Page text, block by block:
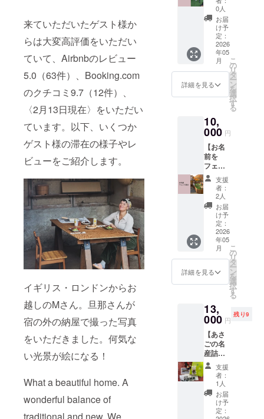
来ていただいたゲスト様か
らは大変高評価をいただい
ていて、Airbnbのレビュー
5.0（63件）、Booking.com
のクチコミ9.7（12件）、
〈2月13日現在〉をいただい
ています。以下、いくつか
ゲスト様の滞在の様子やレ
ビューをご紹介します。
イギリス・ロンドンからお
越しのMさん。旦那さんが
宿の外の納屋で撮った写真
をいただきました。何気な
い光景が絵になる！
What a beautiful home. A
wonderful balance of
竹田
城ポス
トカー
ド、竹
田城ク
リア
ファイ
ル
ンのた
めに特
別に組
み合わ
せた
セット
をお届
けしま
す。 ＜
朝来み
どり＞
内容
量 ：
60g（5
g×12
存方
法：高
移り香
にご注
意くだ
さ
い。
消費期
限：お
届け後
約2か
月 原
料 ：
んと楽
しむこ
とがで
きる素
敵な
ドッグ
ラン設
置に大
切に活
す。
〈ご提
法〉 ・
感謝の
気持ち
を込め
て、手
書きで
書いた
お手紙
を送ら
せてい
ただき
ます。
・備考
欄に住
をご記
載くだ
さい。
「Eメー
ルで
送って
ほし
い。」
という
方は、
その旨
を備考
泊施設
併設の
この
ドッグ
ラン
を、宿
泊なし
でご利
用いた
だける
ご利用
時間中
は、室
内土間
のリビ
ングス
ペース
のみ滞
在に
使って
いただ
けま
す。無
料の駐
車ス
ペース
もある
す。 ※
宿泊者
時間帯
は利用
できま
せん。
ご了承
くださ
い。 ※
宿泊者
がいな
0人
お届
け予
定：
2026
年05
月
詳細を見る
こ
の
リ
タ
ー
ン
を
選
択
す
る
10,
000 円
【お名
前を
フェン
スに掲
示】 ご
支援し
ていた
だいた
方の名
前や、
わん
ちゃん
の名前
を、
ドッグ
スに刻
印しま
す。掲
示期間
は、宿
泊施設
が続く
限り半
永久的
です。
※刻印し
たい方
支援
者：
2人
お届
け予
定：
2026
年05
月
詳細を見る
こ
の
リ
タ
ー
ン
を
選
択
す
る
13,
000 円
残り9
【あさ
ごの名
産詰め
合わせ
セット
B】 地
元朝来
市の誇
る名産
支援
者：
1人
お届
け予
定：